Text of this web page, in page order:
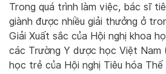
Trong quá trình làm việc, bác sĩ
giành được nhiều giải thưởng ở
Giải Xuất sắc của Hội nghị khoa
các Trường Y dược học Việt Nam
học trẻ của Hội nghị Tiêu hóa